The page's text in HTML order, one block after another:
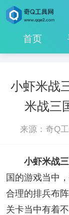
首页
小虾米战
米战三
来源：奇Q
小虾米战
国的游戏当中
合理的排兵布
关卡当中有着